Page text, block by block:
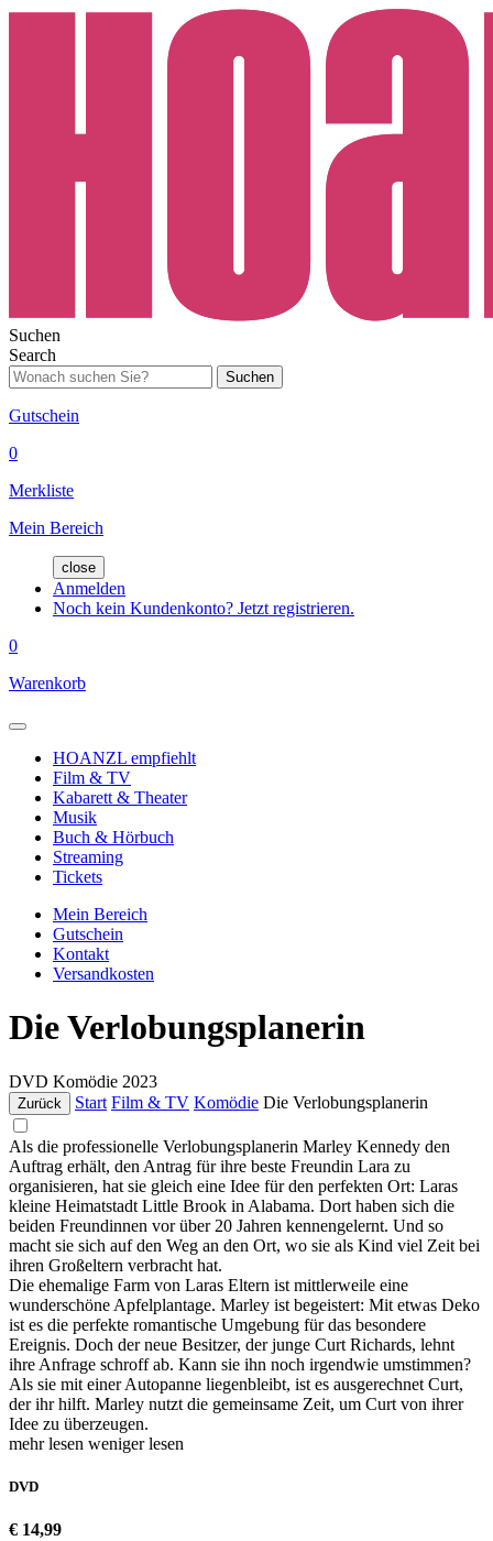
Suchen
Search
Suchen
Gutschein
0
Merkliste
Mein Bereich
close
Anmelden
Noch kein Kundenkonto? Jetzt registrieren.
0
Warenkorb
HOANZL empfiehlt
Film & TV
Kabarett & Theater
Musik
Buch & Hörbuch
Streaming
Tickets
Mein Bereich
Gutschein
Kontakt
Versandkosten
Die Verlobungsplanerin
DVD Komödie 2023
Zurück Start Film & TV Komödie Die Verlobungsplanerin
Als die professionelle Verlobungsplanerin Marley Kennedy den
Auftrag erhält, den Antrag für ihre beste Freundin Lara zu
organisieren, hat sie gleich eine Idee für den perfekten Ort: Laras
kleine Heimatstadt Little Brook in Alabama. Dort haben sich die
beiden Freundinnen vor über 20 Jahren kennengelernt. Und so
macht sie sich auf den Weg an den Ort, wo sie als Kind viel Zeit bei
ihren Großeltern verbracht hat.
Die ehemalige Farm von Laras Eltern ist mittlerweile eine
wunderschöne Apfelplantage. Marley ist begeistert: Mit etwas Deko
ist es die perfekte romantische Umgebung für das besondere
Ereignis. Doch der neue Besitzer, der junge Curt Richards, lehnt
ihre Anfrage schroff ab. Kann sie ihn noch irgendwie umstimmen?
Als sie mit einer Autopanne liegenbleibt, ist es ausgerechnet Curt,
der ihr hilft. Marley nutzt die gemeinsame Zeit, um Curt von ihrer
Idee zu überzeugen.
mehr lesen weniger lesen
DVD
€ 14,99